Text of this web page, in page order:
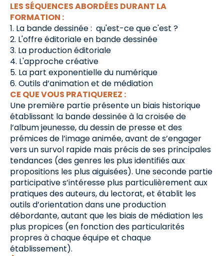
LES SÉQUENCES ABORDÉES DURANT LA
FORMATION :
La bande dessinée : qu'est-ce que c'est ?
L'offre éditoriale en bande dessinée
La production éditoriale
L'approche créative
La part exponentielle du numérique
Outils d’animation et de médiation
CE QUE VOUS PRATIQUEREZ :
Une première partie présente un biais historique
établissant la bande dessinée à la croisée de
l’album jeunesse, du dessin de presse et des
prémices de l’image animée, avant de s’engager
vers un survol rapide mais précis de ses principales
tendances (des genres les plus identifiés aux
propositions les plus aiguisées). Une seconde partie
participative s’intéresse plus particulièrement aux
pratiques des auteurs, du lectorat, et établit les
outils d’orientation dans une production
débordante, autant que les biais de médiation les
plus propices (en fonction des particularités
propres à chaque équipe et chaque
établissement).